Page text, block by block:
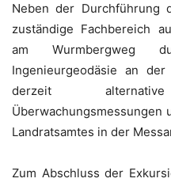
Neben der Durchführung
zuständige Fachbereich
am Wurmbergweg
Ingenieurgeodäsie an
derzeit
Überwachungsmessungen
Landratsamtes in der
Zum Abschluss der